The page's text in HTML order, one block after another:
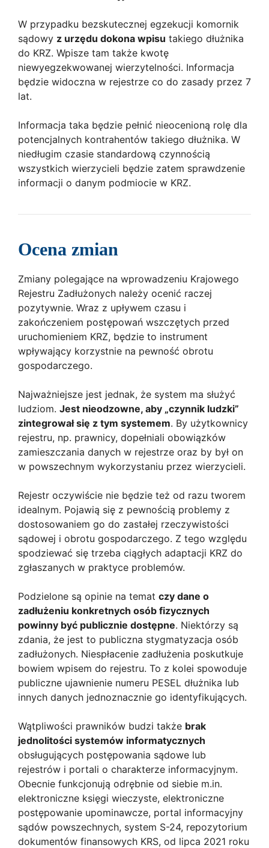
W przypadku bezskutecznej egzekucji komornik
sądowy z urzędu dokona wpisu takiego dłużnika
do KRZ. Wpisze tam także kwotę
niewyegzekwowanej wierzytelności. Informacja
będzie widoczna w rejestrze co do zasady przez 7
lat.
Informacja taka będzie pełnić nieocenioną rolę dla
potencjalnych kontrahentów takiego dłużnika. W
niedługim czasie standardową czynnością
wszystkich wierzycieli będzie zatem sprawdzenie
informacji o danym podmiocie w KRZ.
Ocena zmian
Zmiany polegające na wprowadzeniu Krajowego
Rejestru Zadłużonych należy ocenić raczej
pozytywnie. Wraz z upływem czasu i
zakończeniem postępowań wszczętych przed
uruchomieniem KRZ, będzie to instrument
wpływający korzystnie na pewność obrotu
gospodarczego.
Najważniejsze jest jednak, że system ma służyć
ludziom. Jest nieodzowne, aby „czynnik ludzki”
zintegrował się z tym systemem. By użytkownicy
rejestru, np. prawnicy, dopełniali obowiązków
zamieszczania danych w rejestrze oraz by był on
w powszechnym wykorzystaniu przez wierzycieli.
Rejestr oczywiście nie będzie też od razu tworem
idealnym. Pojawią się z pewnością problemy z
dostosowaniem go do zastałej rzeczywistości
sądowej i obrotu gospodarczego. Z tego względu
spodziewać się trzeba ciągłych adaptacji KRZ do
zgłaszanych w praktyce problemów.
Podzielone są opinie na temat czy dane o
zadłużeniu konkretnych osób fizycznych
powinny być publicznie dostępne. Niektórzy są
zdania, że jest to publiczna stygmatyzacja osób
zadłużonych. Niespłacenie zadłużenia poskutkuje
bowiem wpisem do rejestru. To z kolei spowoduje
publiczne ujawnienie numeru PESEL dłużnika lub
innych danych jednoznacznie go identyfikujących.
Wątpliwości prawników budzi także brak
jednolitości systemów informatycznych
obsługujących postępowania sądowe lub
rejestrów i portali o charakterze informacyjnym.
Obecnie funkcjonują odrębnie od siebie m.in.
elektroniczne księgi wieczyste, elektroniczne
postępowanie upominawcze, portal informacyjny
sądów powszechnych, system S-24, repozytorium
dokumentów finansowych KRS, od lipca 2021 roku